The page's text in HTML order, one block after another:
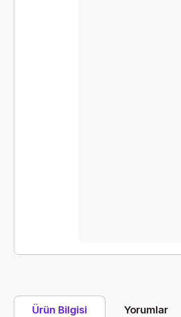
Ürün Bilgisi Yorumlar